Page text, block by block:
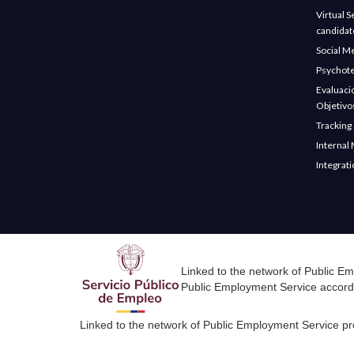
otra área;
afecta al otro.”
— Omar
La
involucró
objetivos
La
melodía
La
Virtual
Social
Tracking
Internal
Linked to the network of Public
Public Employment Service
Linked to the network of Public Employment Service